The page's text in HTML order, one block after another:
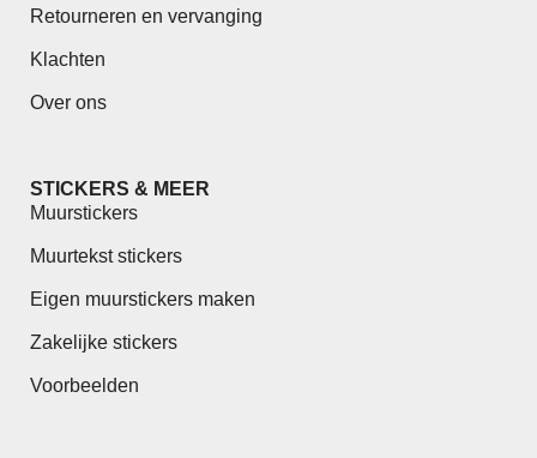
Retourneren en vervanging
Klachten
Over ons
STICKERS & MEER
Muurstickers
Muurtekst stickers
Eigen muurstickers maken
Zakelijke stickers
Voorbeelden